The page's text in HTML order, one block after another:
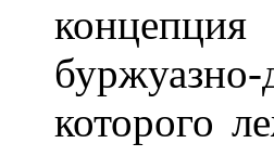
концепция
которого